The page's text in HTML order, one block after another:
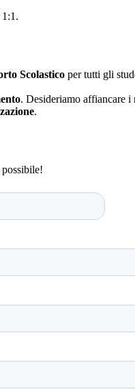
Scolastico per tutti gli
. Desideriamo affiancare
.